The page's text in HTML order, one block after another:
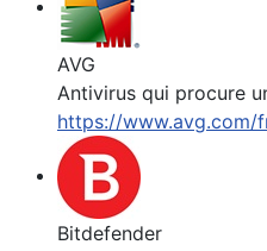
AVG
Antivirus qui procure
https://
Bitdefender